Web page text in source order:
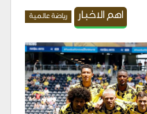
اهم الاخبار رياضة عالمية